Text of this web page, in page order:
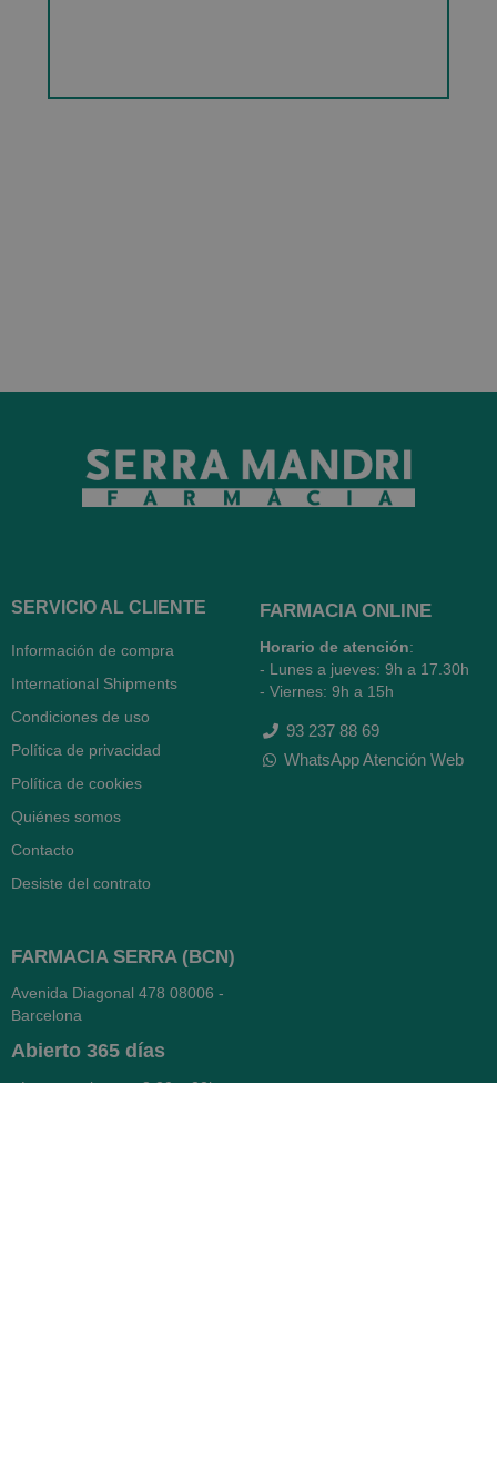
SERVICIO AL CLIENTE
Información de compra
International Shipments
Condiciones de uso
Política de privacidad
Política de cookies
Quiénes somos
Contacto
Desiste del contrato
FARMACIA ONLINE
Horario de atención:
- Lunes a jueves: 9h a 17.30h
- Viernes: 9h a 15h
93 237 88 69
WhatsApp Atención Web
FARMACIA SERRA (BCN)
Avenida Diagonal 478 08006 -
Barcelona
Abierto 365 días
- Lunes a viernes: 8.30 a 22h